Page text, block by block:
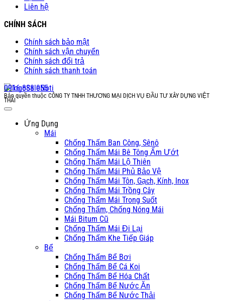
Liên hệ
CHÍNH SÁCH
Chính sách bảo mật
Chính sách vận chuyển
Chính sách đổi trả
Chính sách thanh toán
0916 888 055
Bản quyền thuộc CÔNG TY TNHH THƯƠNG MẠI DỊCH VỤ ĐẦU TƯ XÂY DỰNG VIỆT
THÁI
Ứng Dụng
Mái
Chống Thấm Ban Công, Sênô
Chống Thấm Mái Bê Tông Ẩm Ướt
Chống Thấm Mái Lộ Thiên
Chống Thấm Mái Phủ Bảo Vệ
Chống Thấm Mái Tôn, Gạch, Kính, Inox
Chống Thấm Mái Trồng Cây
Chống Thấm Mái Trong Suốt
Chống Thấm, Chống Nóng Mái
Mái Bitum Cũ
Chống Thấm Mái Đi Lại
Chống Thấm Khe Tiếp Giáp
Bể
Chống Thấm Bể Bơi
Chống Thấm Bể Cá Koi
Chống Thấm Bể Hóa Chất
Chống Thấm Bể Nước Ăn
Chống Thấm Bể Nước Thải